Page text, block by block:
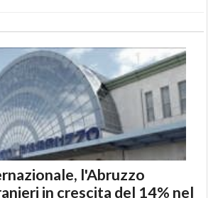
l'Abruzzo
in crescita del 14% nel